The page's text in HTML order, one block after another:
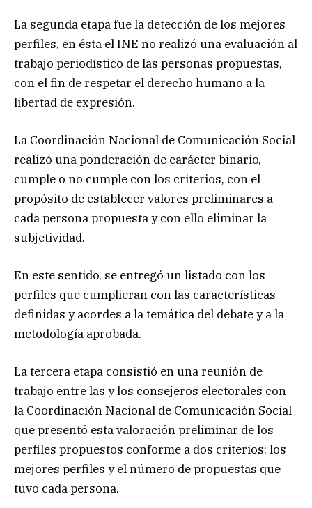
La segunda etapa fue la detección de los mejores
perfiles, en ésta el INE no realizó una evaluación al
trabajo periodístico de las personas propuestas,
con el fin de respetar el derecho humano a la
libertad de expresión.
La Coordinación Nacional de Comunicación Social
realizó una ponderación de carácter binario,
cumple o no cumple con los criterios, con el
propósito de establecer valores preliminares a
cada persona propuesta y con ello eliminar la
subjetividad.
En este sentido, se entregó un listado con los
perfiles que cumplieran con las características
definidas y acordes a la temática del debate y a la
metodología aprobada.
La tercera etapa consistió en una reunión de
trabajo entre las y los consejeros electorales con
la Coordinación Nacional de Comunicación Social
que presentó esta valoración preliminar de los
perfiles propuestos conforme a dos criterios: los
mejores perfiles y el número de propuestas que
tuvo cada persona.